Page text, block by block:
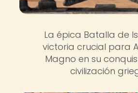
La épica Batalla de
victoria crucial para
Magno en su
civilización